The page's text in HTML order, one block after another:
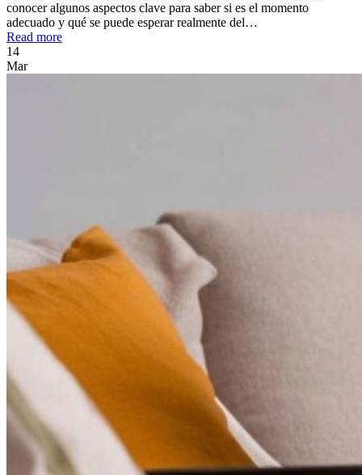
conocer algunos aspectos clave para saber si es el momento
adecuado y qué se puede esperar realmente del…
Read more
14
Mar